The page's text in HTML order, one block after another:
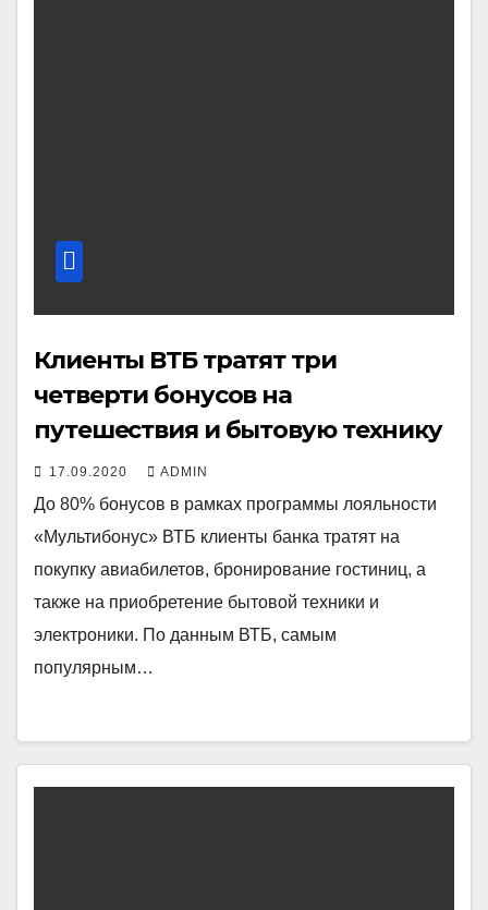
Клиенты ВТБ тратят три
четверти бонусов на
путешествия и бытовую технику
17.09.2020 ADMIN
До 80% бонусов в рамках программы лояльности
«Мультибонус» ВТБ клиенты банка тратят на
покупку авиабилетов, бронирование гостиниц, а
также на приобретение бытовой техники и
электроники. По данным ВТБ, самым
популярным…